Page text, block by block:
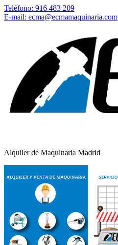
Teléfono: 916 483 209
E-mail: ecma@ecmamaquinaria.com
Alquiler de Maquinaria Madrid